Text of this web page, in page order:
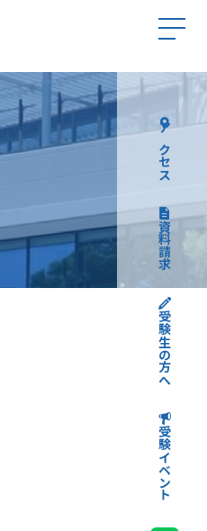
アクセス
資料請求
受験生の方へ
受験イベント